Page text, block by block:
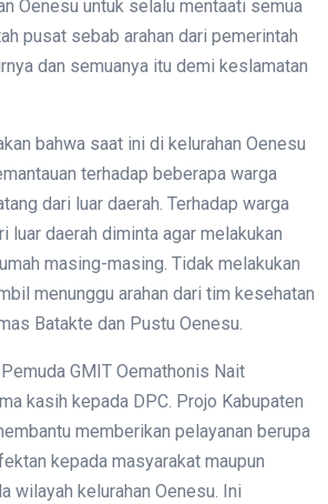
Oenesu untuk selalu mentaati semua
pusat sebab arahan dari pemerintah
dan semuanya itu demi keslamatan
bahwa saat ini di kelurahan Oenesu
terhadap beberapa warga
dari luar daerah. Terhadap warga
luar daerah diminta agar melakukan
masing-masing. Tidak melakukan
menunggu arahan dari tim kesehatan
Batakte dan Pustu Oenesu.
GMIT Oemathonis Nait
kasih kepada DPC. Projo Kabupaten
memberikan pelayanan berupa
kepada masyarakat maupun
wilayah kelurahan Oenesu. Ini